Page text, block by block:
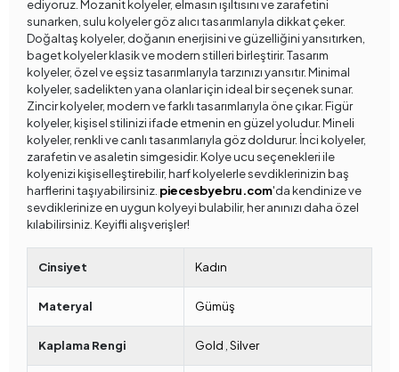
ediyoruz. Mozanit kolyeler, elmasın ışıltısını ve zarafetini
sunarken, sulu kolyeler göz alıcı tasarımlarıyla dikkat çeker.
Doğaltaş kolyeler, doğanın enerjisini ve güzelliğini yansıtırken,
baget kolyeler klasik ve modern stilleri birleştirir. Tasarım
kolyeler, özel ve eşsiz tasarımlarıyla tarzınızı yansıtır. Minimal
kolyeler, sadelikten yana olanlar için ideal bir seçenek sunar.
Zincir kolyeler, modern ve farklı tasarımlarıyla öne çıkar. Figür
kolyeler, kişisel stilinizi ifade etmenin en güzel yoludur. Mineli
kolyeler, renkli ve canlı tasarımlarıyla göz doldurur. İnci kolyeler,
zarafetin ve asaletin simgesidir. Kolye ucu seçenekleri ile
kolyenizi kişiselleştirebilir, harf kolyelerle sevdiklerinizin baş
harflerini taşıyabilirsiniz. piecesbyebru.com'da kendinize ve
sevdiklerinize en uygun kolyeyi bulabilir, her anınızı daha özel
kılabilirsiniz. Keyifli alışverişler!
Cinsiyet Kadın
Materyal Gümüş
Kaplama Rengi Gold Silver